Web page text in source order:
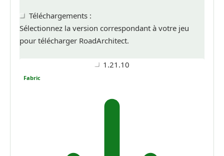
Téléchargements :
Sélectionnez la version correspondant à votre jeu
pour télécharger RoadArchitect.
1.21.10
Fabric